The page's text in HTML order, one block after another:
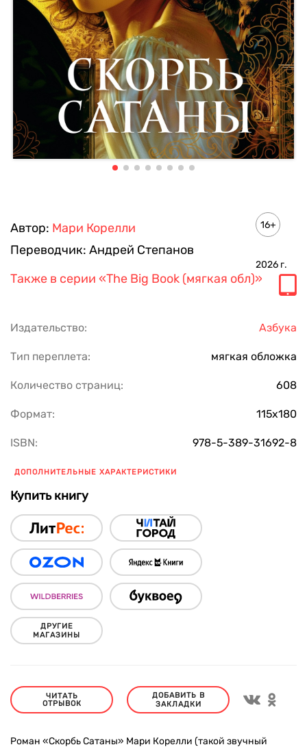
Автор: Мари Корелли
Переводчик: Андрей Степанов
16+
2026 г.
Также в серии «The Big Book (мягкая обл)»
Издательство: Азбука
Тип переплета: мягкая обложка
Количество страниц: 608
Формат: 115х180
ISBN: 978-5-389-31692-8
ДОПОЛНИТЕЛЬНЫЕ ХАРАКТЕРИСТИКИ
Купить книгу
ДРУГИЕ
МАГАЗИНЫ
ЧИТАТЬ
ОТРЫВОК
ДОБАВИТЬ В
ЗАКЛАДКИ
Роман «Скорбь Сатаны» Мари Корелли (такой звучный